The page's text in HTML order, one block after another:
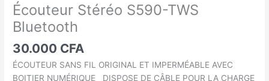
Écouteur Stéréo S590-TWS
Bluetooth
30.000 CFA
ÉCOUTEUR SANS FIL ORIGINAL ET IMPERMÉABLE AVEC
BOITIER NUMÉRIQUE DISPOSE DE CÂBLE POUR LA CHARGE